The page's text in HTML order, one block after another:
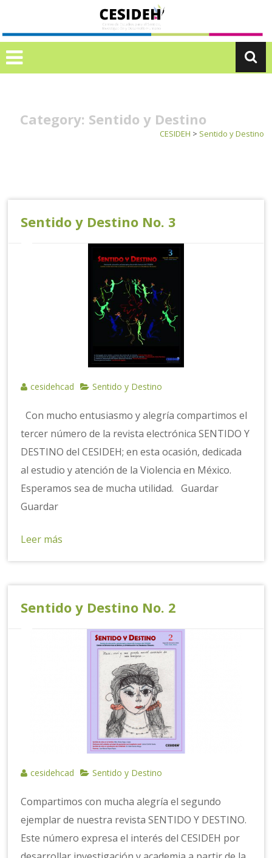
contenido
E
D
H
Category: Sentido y Destino
CESIDEH > Sentido y Destino
Sentido y Destino No. 3
cesidehcad Sentido y Destino
Con mucho entusiasmo y alegría compartimos el
tercer número de la revista electrónica SENTIDO Y
DESTINO del CESIDEH; en esta ocasión, dedicada
al estudio y atención de la Violencia en México.
Esperamos sea de mucha utilidad. Guardar
Guardar
Leer más
Sentido y Destino No. 2
cesidehcad Sentido y Destino
Compartimos con mucha alegría el segundo
ejemplar de nuestra revista SENTIDO Y DESTINO.
Este número expresa el interés del CESIDEH por